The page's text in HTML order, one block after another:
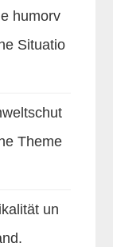
humorv
Situatio
Theme
un